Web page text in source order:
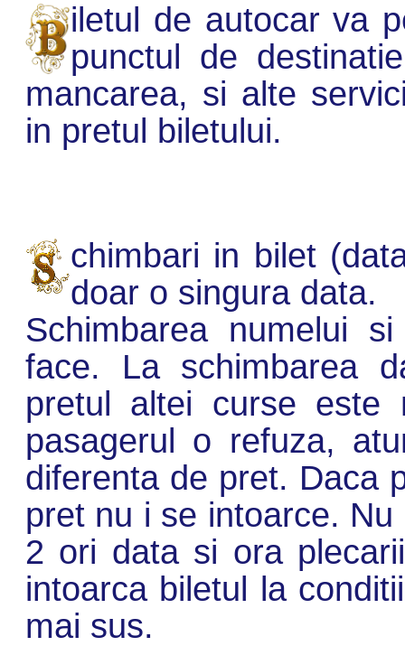
iletul de autocar va
punctul de
mancarea, si alte
in pretul biletului.
chimbari in bilet
doar o singura data.
Schimbarea numelui
face. La schimbarea
pretul altei curse
pasagerul o refuza,
diferenta de pret. Daca
pret nu i se intoarce.
2 ori data si ora
intoarca biletul la
mai sus.